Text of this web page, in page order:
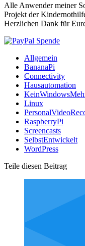
Alle Anwender meiner
Projekt der
Herzlichen Dank für
Allgemein
BananaPi
Connectivity
Hausautomation
Linux
RaspberryPi
Screencasts
SelbstEntwickelt
WordPress
Teile diesen Beitrag